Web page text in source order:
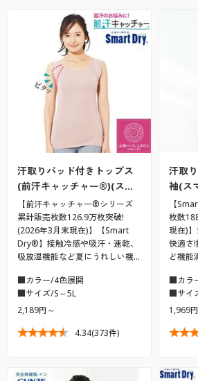
汗取りパッド付きトップス
(前汗キャッチャー®)(ス…
【前汗キャッチャー®シリーズ
累計販売枚数126.9万枚突破!
(2026年3月末現在)】【Smart
Dry®】接触冷感や吸汗・速乾、
吸放湿機能など夏にうれしい機…
■カラー/4色展開
■サイズ/S～5L
2,189円～
4.34(373件)
汗取
袖(ス
【
枚数
現在)
快適さ
ど機
■カラ
■サイ
1,969